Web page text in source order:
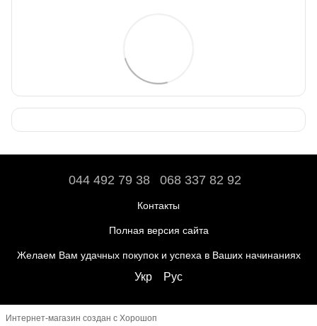
044 492 79 38 068 337 82 92
Контакты
Полная версия сайта
Желаем Вам удачных покупок и успеха в Ваших начинаниях
Укр Рус
Интернет-магазин создан с Хорошоп